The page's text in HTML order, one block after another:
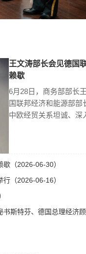
王文涛部长会见德国
赖歇
6月28日，商务部部长
国联邦经济和能源部
中欧经贸关系坦诚、深
（2026-06-30）
（2026-06-16）
斯特芬、德国总理经济